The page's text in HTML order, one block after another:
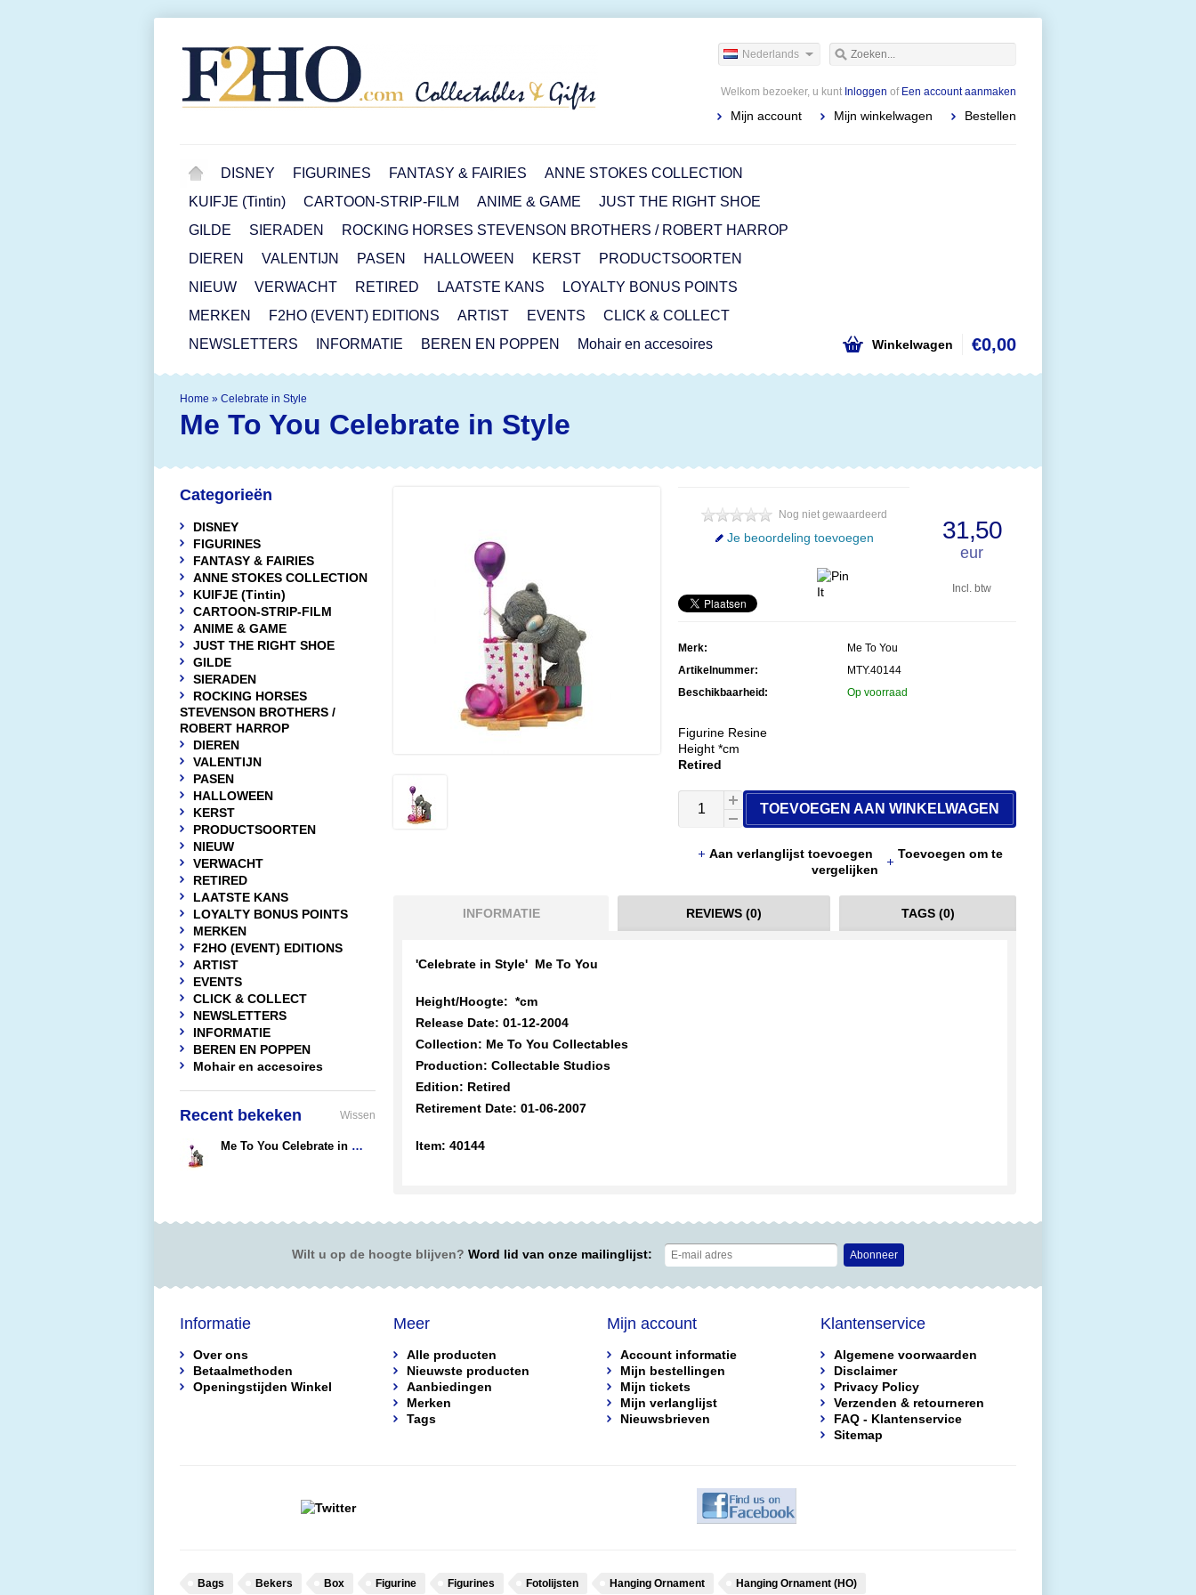
Nederlands
Welkom bezoeker, u kunt Inloggen of Een account aanmaken
Mijn account Mijn winkelwagen Bestellen
DISNEY FIGURINES FANTASY & FAIRIES
ANNE STOKES COLLECTION
KUIFJE (Tintin)
CARTOON-STRIP-FILM ANIME & GAME
JUST THE RIGHT SHOE
GILDE
SIERADEN
ROCKING HORSES STEVENSON BROTHERS / ROBERT HARROP
DIEREN
VALENTIJN PASEN HALLOWEEN KERST
PRODUCTSOORTEN
NIEUW
VERWACHT RETIRED LAATSTE KANS
LOYALTY BONUS POINTS
MERKEN
F2HO (EVENT) EDITIONS ARTIST EVENTS
CLICK & COLLECT
NEWSLETTERS
INFORMATIE BEREN EN POPPEN Mohair en accesoires Winkelwagen €0,00
Home » Celebrate in Style
Me To You Celebrate in Style
31,50
eur
Incl. btw
Nog niet gewaardeerd
Je beoordeling toevoegen
Merk:
Me To You
Artikelnummer:
MTY.40144
Beschikbaarheid:
Op voorraad
Figurine Resine
Height *cm
Retired
TOEVOEGEN AAN WINKELWAGEN
Aan verlanglijst toevoegen
Toevoegen om te
vergelijken
INFORMATIE REVIEWS (0) TAGS (0)
'Celebrate in Style' Me To You
Height/Hoogte: *cm
Release Date: 01-12-2004
Collection: Me To You Collectables
Production: Collectable Studios
Edition: Retired
Retirement Date: 01-06-2007
Item: 40144
Categorieën
DISNEY
FIGURINES
FANTASY & FAIRIES
ANNE STOKES COLLECTION
KUIFJE (Tintin)
CARTOON-STRIP-FILM
ANIME & GAME
JUST THE RIGHT SHOE
GILDE
SIERADEN
ROCKING HORSES
STEVENSON BROTHERS /
ROBERT HARROP
DIEREN
VALENTIJN
PASEN
HALLOWEEN
KERST
PRODUCTSOORTEN
NIEUW
VERWACHT
RETIRED
LAATSTE KANS
LOYALTY BONUS POINTS
MERKEN
F2HO (EVENT) EDITIONS
ARTIST
EVENTS
CLICK & COLLECT
NEWSLETTERS
INFORMATIE
BEREN EN POPPEN
Mohair en accesoires
Recent bekeken Wissen
Me To You Celebrate in Style
Wilt u op de hoogte blijven? Word lid van onze mailinglijst: Abonneer
Informatie
Over ons
Betaalmethoden
Openingstijden Winkel
Meer
Alle producten
Nieuwste producten
Aanbiedingen
Merken
Tags
Mijn account
Account informatie
Mijn bestellingen
Mijn tickets
Mijn verlanglijst
Nieuwsbrieven
Klantenservice
Algemene voorwaarden
Disclaimer
Privacy Policy
Verzenden & retourneren
FAQ - Klantenservice
Sitemap
Bags Bekers Box Figurine Figurines Fotolijsten Hanging Ornament Hanging Ornament (HO)